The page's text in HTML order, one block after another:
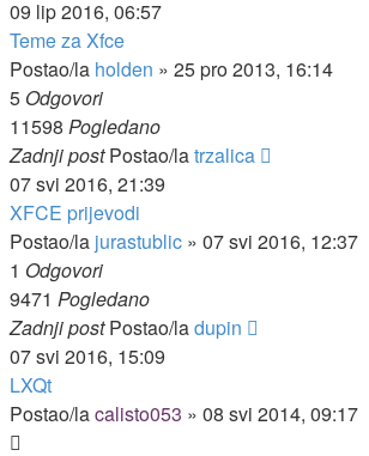
09 lip 2016, 06:57
Teme za Xfce
Postao/la holden » 25 pro 2013, 16:14
5 Odgovori
11598 Pogledano
Zadnji postPostao/latrzalica
07 svi 2016, 21:39
XFCE prijevodi
Postao/la jurastublic » 07 svi 2016, 12:37
1 Odgovori
9471 Pogledano
Zadnji postPostao/ladupin
07 svi 2016, 15:09
LXQt
Postao/lacalisto053 » 08 svi 2014, 09:17